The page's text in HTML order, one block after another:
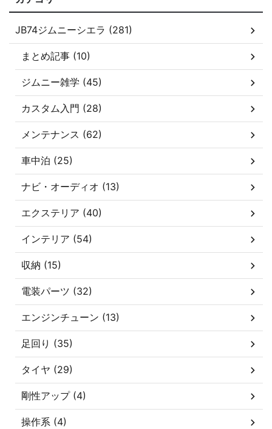
JB74ジムニーシエラ (281)
まとめ記事 (10)
ジムニー雑学 (45)
カスタム入門 (28)
メンテナンス (62)
車中泊 (25)
ナビ・オーディオ (13)
エクステリア (40)
インテリア (54)
収納 (15)
電装パーツ (32)
エンジンチューン (13)
足回り (35)
タイヤ (29)
剛性アップ (4)
操作系 (4)